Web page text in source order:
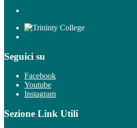
Seguici su
Facebook
Youtube
Instagram
Sezione Link Utili